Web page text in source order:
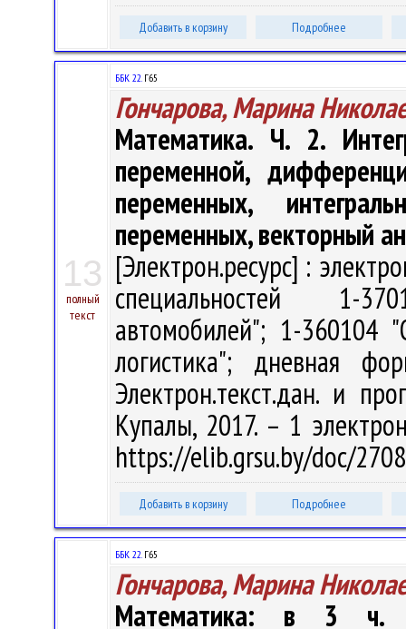
Добавить в корзину Подробнее
13
полный
текст
ББК 22.Г65
Гончарова, Марина
Математика. Ч. 2.
переменной,
переменных,
переменных, векторный
[Электрон.ресурс] :
специальностей 1-
автомобилей"; 1-360104
логистика"; дневная
Электрон.текст.дан. и
Купалы, 2017. – 1
https://elib.grsu.by/doc/
Добавить в корзину Подробнее
ББК 22.Г65
Гончарова, Марина
Математика: в 3 ч.